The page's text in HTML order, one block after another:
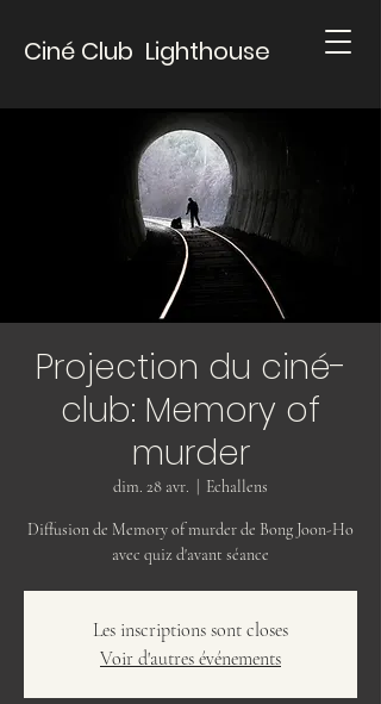
Ciné Club Lighthouse
Projection du ciné-
club: Memory of
murder
dim. 28 avr. Echallens
Diffusion de Memory of murder de Bong Joon-Ho
avec quiz d'avant séance
Les inscriptions sont closes
Voir d'autres événements